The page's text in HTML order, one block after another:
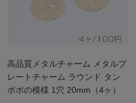
高品質メタルチャーム メタルプ
レートチャーム ラウンド タン
ポポの模様 1穴 20mm（4ヶ）